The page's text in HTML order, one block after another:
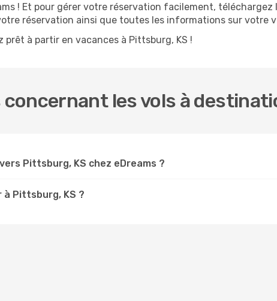
! Et pour gérer votre réservation facilement, téléchargez
réservation ainsi que toutes les informations sur votre
à partir en vacances à Pittsburg, KS !
les vols à
Pittsburg, KS chez eDreams ?
à Pittsburg, KS ?